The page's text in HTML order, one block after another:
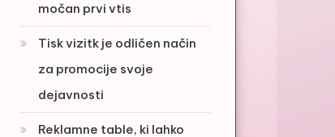
močan prvi vtis
Tisk vizitk je odličen način
za promocije svoje
dejavnosti
Reklamne table, ki lahko